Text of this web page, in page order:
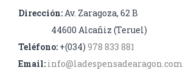
Dirección:Av. Zaragoza, 62 B
44600 Alcañiz (Teruel)
Teléfono: +(034) 978 833 881
Email: info@ladespensadearagon.com